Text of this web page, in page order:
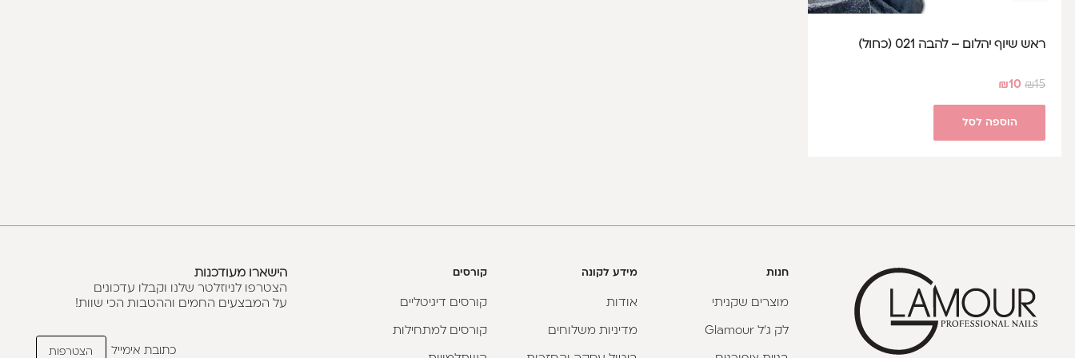
ראש שיוף יהלום – להבה 021 (כחול)
₪15
₪10
הוספה לסל
חנות
מוצרים שקניתי
לק ג'ל Glamour
מידע לקונה
אודות
מדיניות משלוחים
קורסים
קורסים דיגיטליים
קורסים למתחילות
הישארו מעודכנות
הצטרפו לניוזלטר שלנו וקבלו עדכונים
על המבצעים החמים וההטבות הכי שוות!